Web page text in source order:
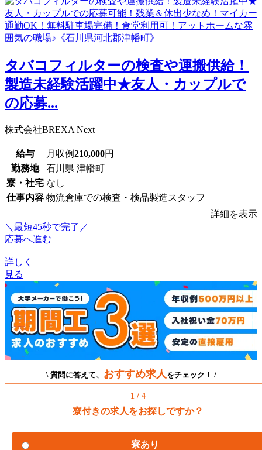
タバコフィルターの検査や運搬供給！
製造未経験活躍中★友人・カップルで
の応募...
株式会社BREXA Next
給与 月収例210,000円
勤務地
石川県 津幡町
寮・社宅 なし
仕事内容 物流倉庫での検査・検品製造スタッフ
詳細を表示
＼最短45秒で完了／
応募へ進む
詳しく
見る
\ 質問に答えて、 おすすめ求人 をチェック！ /
1 / 4
寮付きの求人をお探しですか？
寮あり